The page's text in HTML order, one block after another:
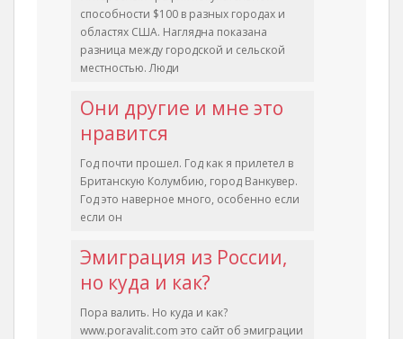
способности $100 в разных городах и
областях США. Наглядна показана
разница между городской и сельской
местностью. Люди
Они другие и мне это
нравится
Год почти прошел. Год как я прилетел в
Британскую Колумбию, город Ванкувер.
Год это наверное много, особенно если
если он
Эмиграция из России,
но куда и как?
Пора валить. Но куда и как?
www.poravalit.com это сайт об эмиграции